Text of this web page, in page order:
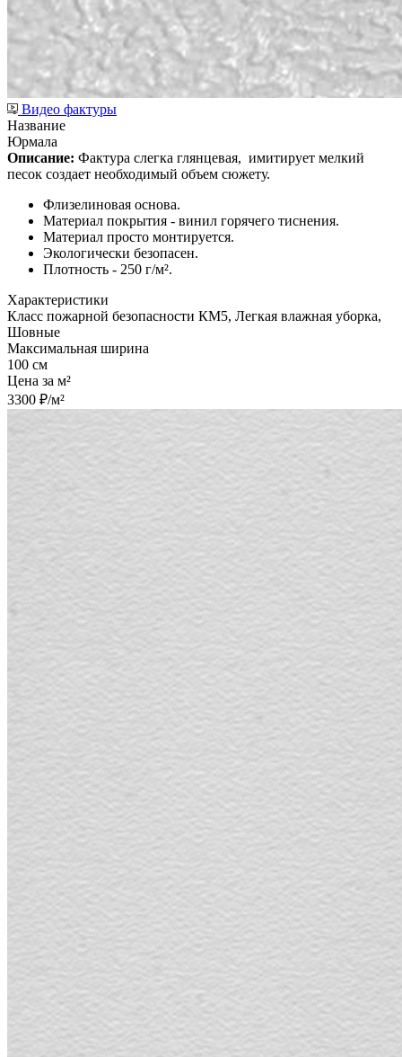
Видео фактуры
Название
Юрмала
Описание: Фактура слегка глянцевая, имитирует мелкий
песок создает необходимый объем сюжету.
Флизелиновая основа.
Материал покрытия - винил горячего тиснения.
Материал просто монтируется.
Экологически безопасен.
Плотность - 250 г/м².
Характеристики
Класс пожарной безопасности КМ5, Легкая влажная уборка,
Шовные
Максимальная ширина
100 см
Цена за м²
3300 ₽/м²